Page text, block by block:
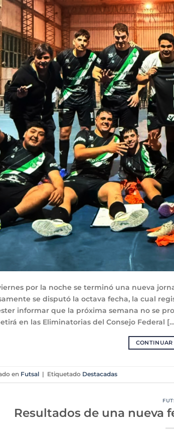
por la noche se terminó una nueva
se disputó la octava fecha, la cual
informar que la próxima semana no se
en las Eliminatorias del Consejo Federal
CONTINUAR
en Futsal | Etiquetado Destacadas
Resultados de una nueva